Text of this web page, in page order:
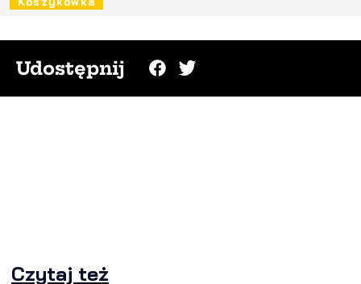
Udostępnij
Czytaj też